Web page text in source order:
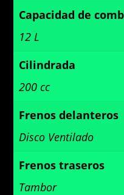
Capacidad de
12 L
Cilindrada
200 cc
Frenos delanteros
Disco Ventilado
Frenos traseros
Tambor